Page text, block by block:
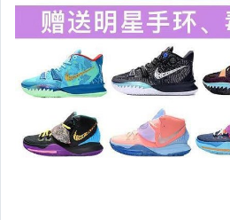
女裝與服飾配件
偶像、球員卡與郵幣
手錶與飾品配件
女包精品與女鞋